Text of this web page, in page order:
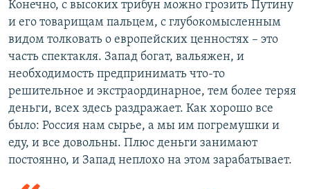
Конечно, с высоких трибун можно грозить Путину
и его товарищам пальцем, с глубокомысленным
видом толковать о европейских ценностях – это
часть спектакля. Запад богат, вальяжен, и
необходимость предпринимать что-то
решительное и экстраординарное, тем более теряя
деньги, всех здесь раздражает. Как хорошо все
было: Россия нам сырье, а мы им погремушки и
еду, и все довольны. Плюс деньги занимают
постоянно, и Запад неплохо на этом зарабатывает.